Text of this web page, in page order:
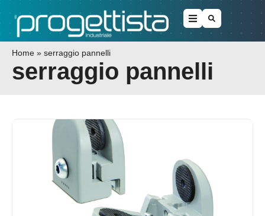
Home » serraggio pannelli
serraggio pannelli